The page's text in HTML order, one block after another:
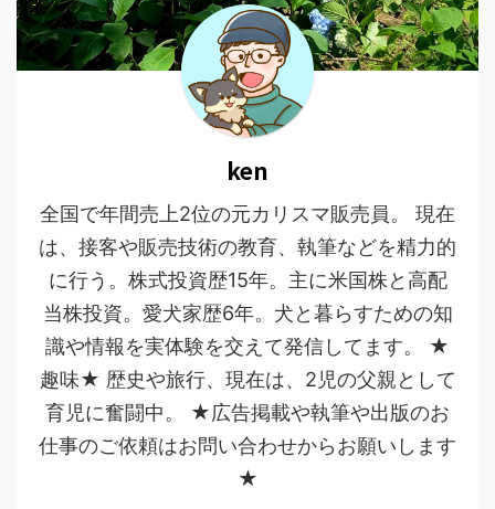
ken
全国で年間売上2位の元カリスマ販売員。 現在
は、接客や販売技術の教育、執筆などを精力的
に行う。株式投資歴15年。主に米国株と高配
当株投資。愛犬家歴6年。犬と暮らすための知
識や情報を実体験を交えて発信してます。 ★
趣味★ 歴史や旅行、現在は、2児の父親として
育児に奮闘中。 ★広告掲載や執筆や出版のお
仕事のご依頼はお問い合わせからお願いします
★